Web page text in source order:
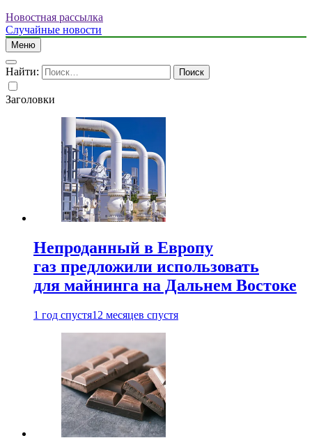
Новостная рассылка
Случайные новости
Меню
Найти:
Заголовки
Непроданный в Европу
газ предложили использовать
для майнинга на Дальнем Востоке
1 год спустя12 месяцев спустя